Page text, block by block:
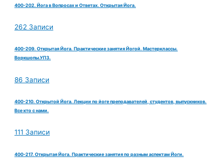
400-202. Йога в Вопросах и Ответах. Открытая Йога.
262 Записи
400-209. Открытая Йога. Практические занятия Йогой. Мастерклассы.
Воркшопы.УПЗ.
86 Записи
400-210. Открытой Йога. Лекции по йоге преподавателей, студентов, выпускников.
Все кто с нами.
111 Записи
400-217. Открытая Йога. Практические занятия по разным аспектам Йоги.